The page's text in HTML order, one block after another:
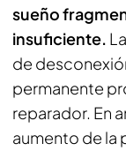
sueño
insuficiente.
de
permanente
reparador. En
aumento de la